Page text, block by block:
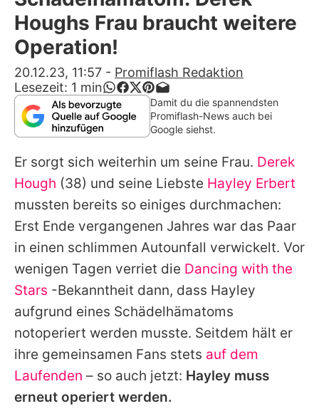
Alle Themen auf Promiflash
App runterladen
Team
Redaktionelle Richtlinien
Impressum
Datenschutzerklärung
Nutzungsbedingungen
Utiq verwalten
Houghs Frau braucht weitere
Operation!
20.12.23, 11:57 - Promiflash Redaktion
Lesezeit: 1 min
Damit du die spannendsten
Promiflash-News auch bei
Google siehst.
Er sorgt sich weiterhin um seine Frau. Derek
Hough (38) und seine Liebste Hayley Erbert
mussten bereits so einiges durchmachen:
Erst Ende vergangenen Jahres war das Paar
in einen schlimmen Autounfall verwickelt. Vor
wenigen Tagen verriet die Dancing with the
Stars -Bekanntheit dann, dass Hayley
aufgrund eines Schädelhämatoms
notoperiert werden musste. Seitdem hält er
ihre gemeinsamen Fans stets auf dem
Laufenden – so auch jetzt: Hayley muss
erneut operiert werden.